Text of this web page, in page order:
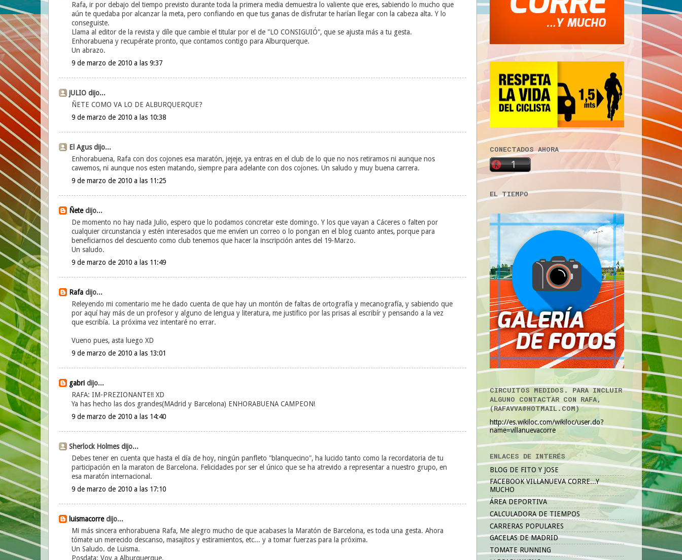
Rafa, ir por debajo del tiempo previsto durante toda la primera media demuestra lo valiente que eres, sabiendo lo mucho que
aún te quedaba por alcanzar la meta, pero confiando en que tus ganas de disfrutar te harían llegar con la cabeza alta. Y lo
conseguiste.
Llama al editor de la revista y díle que cambie el titular por el de "LO CONSIGUIÓ", que se ajusta más a tu gesta.
Enhorabuena y recupérate pronto, que contamos contigo para Alburquerque.
Un abrazo.
9 de marzo de 2010 a las 9:37
jULIO dijo...
ÑETE COMO VA LO DE ALBURQUERQUE?
9 de marzo de 2010 a las 10:38
El Agus dijo...
Enhorabuena, Rafa con dos cojones esa maratón, jejeje, ya entras en el club de lo que no nos retiramos ni aunque nos
cawemos, ni aunque nos esten matando, siempre para adelante con dos cojones. Un saludo y muy buena carrera.
9 de marzo de 2010 a las 11:25
Ñetedijo...
De momento no hay nada Julio, espero que lo podamos concretar este domingo. Y los que vayan a Cáceres o falten por
cualquier circunstancia y estén interesados que me envíen un correo o lo pongan en el blog cuanto antes, porque para
beneficiarnos del descuento como club tenemos que hacer la inscripción antes del 19-Marzo.
Un saludo.
9 de marzo de 2010 a las 11:49
Rafadijo...
Releyendo mi comentario me he dado cuenta de que hay un montón de faltas de ortografía y mecanografía, y sabiendo que
por aquí hay más de un profesor y alguno de lengua y literatura, me justifico por las prisas al escribír y pensando a la vez
que escribía. La próxima vez intentaré no errar.
Vueno pues, asta luego XD
9 de marzo de 2010 a las 13:01
gabridijo...
RAFA: IM-PREZIONANTE!! XD
Ya has hecho las dos grandes(MAdrid y Barcelona) ENHORABUENA CAMPEON!
9 de marzo de 2010 a las 14:40
Sherlock Holmes dijo...
Debes tener en cuenta que hasta el día de hoy, ningún panfleto "blanquecino", ha lucido tanto como la recordatoria de tu
participación en la maraton de Barcelona. Felicidades por ser el único que se ha atrevido a representar a nuestro grupo, en
esa maratón internacional.
9 de marzo de 2010 a las 17:10
luismacorredijo...
Mi más sincera enhorabuena Rafa, Me alegro mucho de que acabases la Maratón de Barcelona, es toda una gesta. Ahora
tómate un merecido descanso, masajitos y estiramientos, etc... y a tomar fuerzas para la próxima.
Un Saludo. de Luisma.
Posdata: Voy a Alburquerque.
CONECTADOS AHORA
EL TIEMPO
CIRCUITOS MEDIDOS. PARA INCLUIR
ALGUNO CONTACTAR CON RAFA,
(RAFAVVA@HOTMAIL.COM)
http://es.wikiloc.com/wikiloc/user.do?
name=villanuevacorre
ENLACES DE INTERÉS
BLOG DE FITO Y JOSE
FACEBOOK VILLANUEVA CORRE...Y
MUCHO
ÁREA DEPORTIVA
CALCULADORA DE TIEMPOS
CARRERAS POPULARES
GACELAS DE MADRID
TOMATE RUNNING